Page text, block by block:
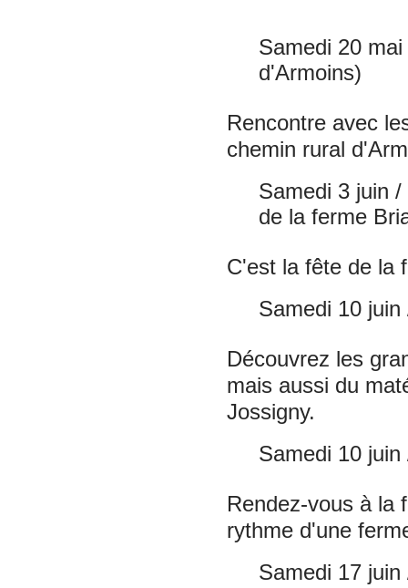
Samedi 20
d'Armoins)
Rencontre avec
chemin rural
Samedi 3 juin
de la ferme
C'est la fête de la
Samedi 10
Découvrez les
mais aussi du
Jossigny.
Samedi 10
Rendez-vous à la
rythme d'une
Samedi 17